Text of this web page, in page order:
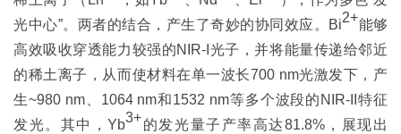
光中心”。两者的结合，产生了奇妙的协同效应。Bi2+能够
高效吸收穿透能力较强的NIR-I光子，并将能量传递给邻近
的稀土离子，从而使材料在单一波长700 nm光激发下，产
生~980 nm、1064 nm和1532 nm等多个波段的NIR-II特征
发光。其中，Yb3+的发光量子产率高达81.8%，展现出